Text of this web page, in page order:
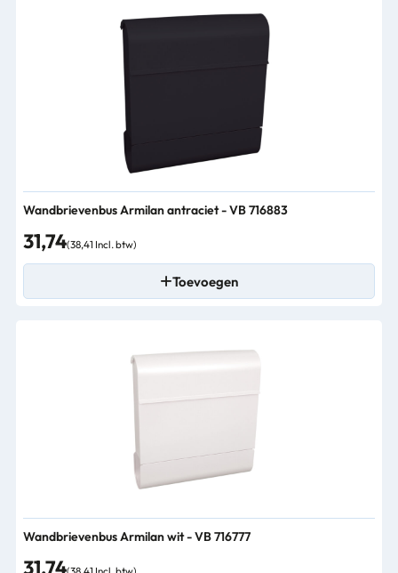
Wandbrievenbus Armilan antraciet - VB 716883
31,74(38,41 Incl. btw)
Toevoegen
Wandbrievenbus Armilan wit - VB 716777
31,74